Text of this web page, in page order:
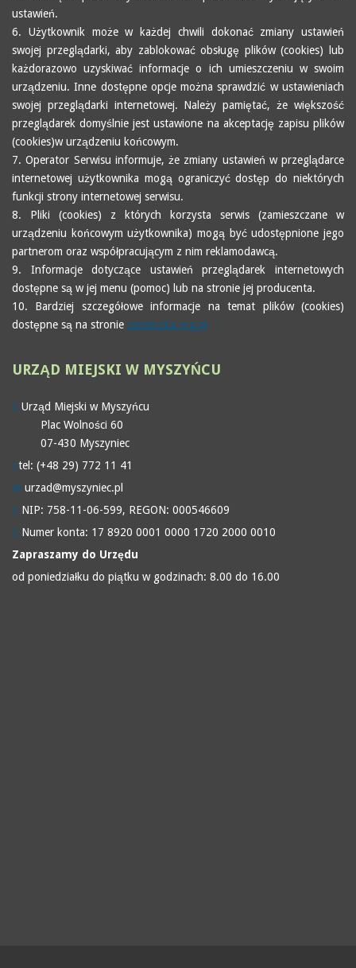
ustawień.
6. Użytkownik może w każdej chwili dokonać zmiany ustawień
swojej przeglądarki, aby zablokować obsługę plików (cookies) lub
każdorazowo uzyskiwać informacje o ich umieszczeniu w swoim
urządzeniu. Inne dostępne opcje można sprawdzić w ustawieniach
swojej przeglądarki internetowej. Należy pamiętać, że większość
przeglądarek domyślnie jest ustawione na akceptację zapisu plików
(cookies)w urządzeniu końcowym.
7. Operator Serwisu informuje, że zmiany ustawień w przeglądarce
internetowej użytkownika mogą ograniczyć dostęp do niektórych
funkcji strony internetowej serwisu.
8. Pliki (cookies) z których korzysta serwis (zamieszczane w
urządzeniu końcowym użytkownika) mogą być udostępnione jego
partnerom oraz współpracującym z nim reklamodawcą.
9. Informacje dotyczące ustawień przeglądarek internetowych
dostępne są w jej menu (pomoc) lub na stronie jej producenta.
10. Bardziej szczegółowe informacje na temat plików (cookies)
dostępne są na stronie ciasteczka.org.pl
URZĄD MIEJSKI W MYSZYŃCU
Urząd Miejski w Myszyńcu
Plac Wolności 60
07-430 Myszyniec
tel: (+48 29) 772 11 41
urzad@myszyniec.pl
NIP: 758-11-06-599, REGON: 000546609
Numer konta: 17 8920 0001 0000 1720 2000 0010
Zapraszamy do Urzędu
od poniedziałku do piątku w godzinach: 8.00 do 16.00